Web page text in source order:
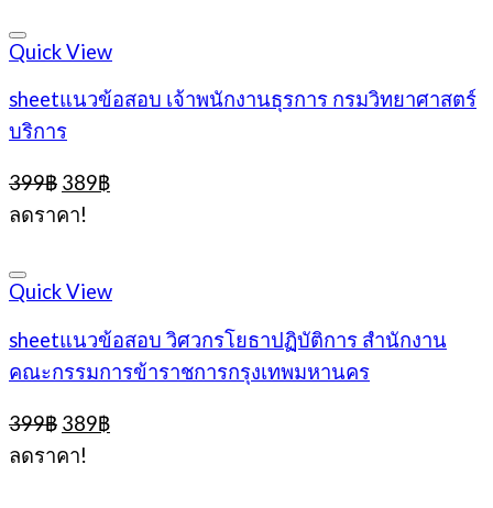
Quick View
sheetแนวข้อสอบ เจ้าพนักงานธุรการ กรมวิทยาศาสตร์
บริการ
399฿ Original
price
was:
389฿Current
ลดราคา!
Quick View
sheetแนวข้อสอบ วิศวกรโยธาปฏิบัติการ สำนักงาน
คณะกรรมการข้าราชการกรุงเทพมหานคร
399฿ Original
price
was:
389฿Current
ลดราคา!